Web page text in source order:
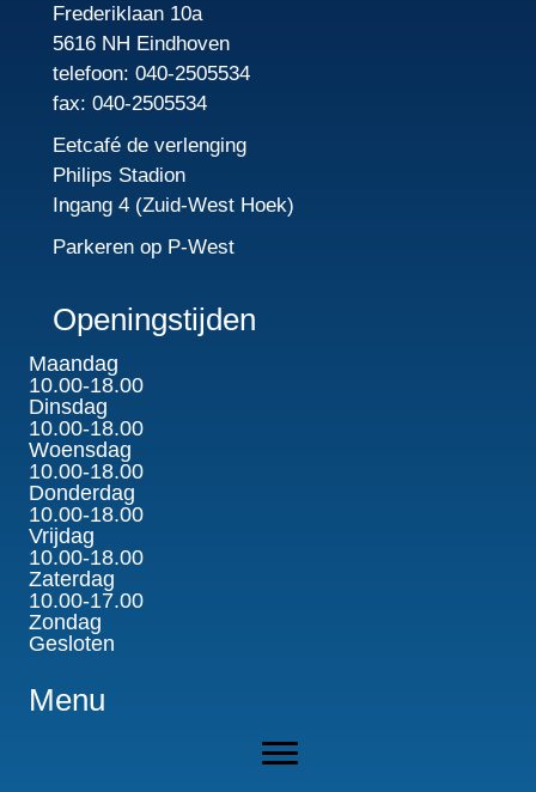
Frederiklaan 10a
5616 NH Eindhoven
telefoon: 040-2505534
fax: 040-2505534
Eetcafé de verlenging
Philips Stadion
Ingang 4 (Zuid-West Hoek)
Parkeren op P-West
Openingstijden
Maandag
10.00-18.00
Dinsdag
10.00-18.00
Woensdag
10.00-18.00
Donderdag
10.00-18.00
Vrijdag
10.00-18.00
Zaterdag
10.00-17.00
Zondag
Gesloten
Menu